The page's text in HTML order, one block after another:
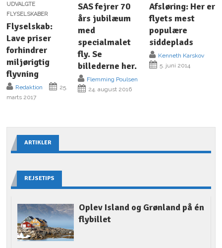
UDVALGTE
FLYSELSKABER
Flyselskab:
Lave priser
forhindrer
miljørigtig
flyvning
Redaktion
25.
marts 2017
SAS fejrer 70
års jubilæum
med
specialmalet
fly. Se
billederne her.
Flemming Poulsen
24. august 2016
Afsløring: Her er
flyets mest
populære
siddeplads
Kenneth Karskov
5. juni 2014
ARTIKLER
REJSETIPS
Oplev Island og Grønland på én
flybillet